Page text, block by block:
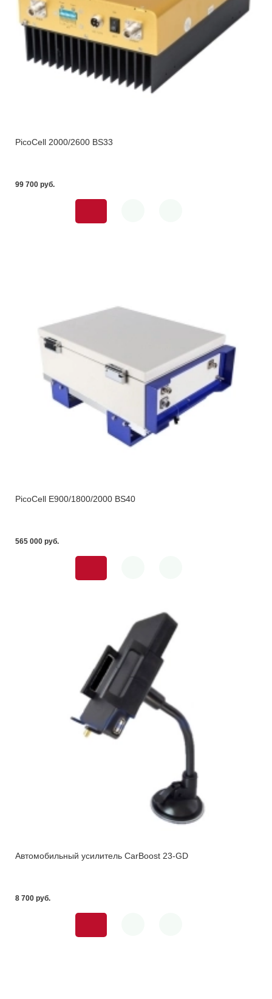
PicoCell 2000/2600 BS33
99 700 pуб.
PicoCell E900/1800/2000 BS40
565 000 pуб.
Автомобильный усилитель CarBoost 23-GD
8 700 pуб.